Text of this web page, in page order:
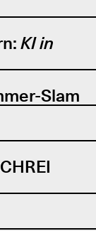
KI in
Slam